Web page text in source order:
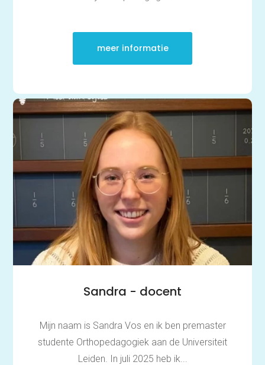
Contact
Over ons
Scholen en
zorginstellingen
Download de App
Tarieven
Vacatures
Rekenen
Spelling
Technisch lezen
Begrijpend lezen
Leerstrategieën
Beroepskeuzetest
meer informatie
Sandra - docent
Mijn naam is Sandra Vos en ik ben premaster
studente Orthopedagogiek aan de Universiteit
Leiden. In juli 2025 heb ik...